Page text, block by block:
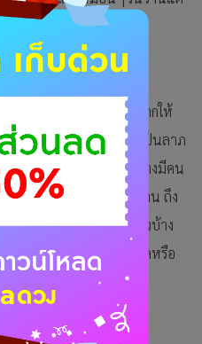
ตก็เจอมาเยอะแล้วก็แค่อยากให้
ได้เจ็บป่วยเพราะถือว่าเป็นลาภ
ากงานเดิมๆก็จะมีช่องทางมีคน
วามบากบั่นพากเพียรมานาน ถึง
รืออยากเดินทางท่องเที่ยวบ้าง
มาแต่ท่านชอบคนที่อยู่ไกลหรือ
เรื่องสนุกๆส่วนตัว